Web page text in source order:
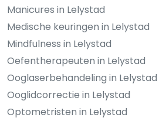
Manicures in Lelystad
Medische keuringen in Lelystad
Mindfulness in Lelystad
Oefentherapeuten in Lelystad
Ooglaserbehandeling in Lelystad
Ooglidcorrectie in Lelystad
Optometristen in Lelystad